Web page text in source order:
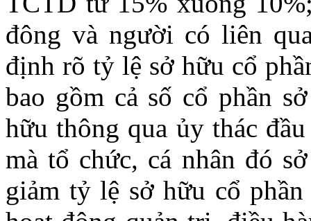
đông và người có liên
định rõ tỷ lệ sở hữu cổ
bao gồm cả số cổ phần
hữu thông qua ủy thác
mà tổ chức, cá nhân đó
giảm tỷ lệ sở hữu cổ